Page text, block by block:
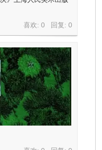
喜欢: 0 回复:0